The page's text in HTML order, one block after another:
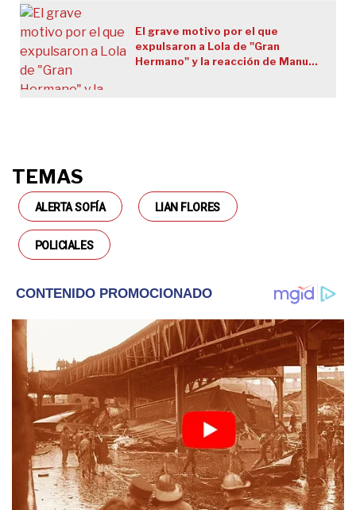
El grave motivo por el que
expulsaron a Lola de "Gran
Hermano" y la reacción de Manuel
TEMAS
ALERTA SOFÍA LIAN FLORES
POLICIALES